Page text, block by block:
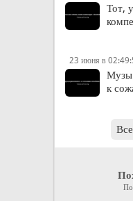
Тот,
23 июня в
Музы
к